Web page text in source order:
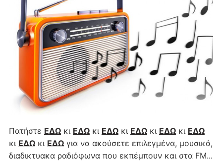
Πατήστε ΕΔΩκι ΕΔΩκι ΕΔΩκι ΕΔΩκι ΕΔΩκι ΕΔΩ
κι ΕΔΩκι ΕΔΩγια να ακούσετε επιλεγμένα, μουσικά,
διαδικτυακα ραδιόφωνα που εκπέμπουν και στα FM...